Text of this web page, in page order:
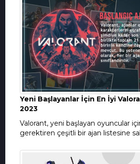
Yeni Başlayanlar İçin En İyi
2023
Valorant, yeni başlayan oyuncular
gerektiren çeşitli bir ajan listesine